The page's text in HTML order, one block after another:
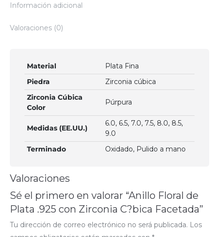
Información adicional
Valoraciones (0)
Material
Plata Fina
Piedra
Zirconia cúbica
Zirconia Cúbica
Color
Púrpura
Medidas (EE.UU.)
6.0, 6.5, 7.0, 7.5, 8.0, 8.5,
9.0
Terminado
Oxidado, Pulido a mano
Valoraciones
Sé el primero en valorar “Anillo Floral de
Plata .925 con Zirconia C?bica Facetada”
Tu dirección de correo electrónico no será publicada. Los